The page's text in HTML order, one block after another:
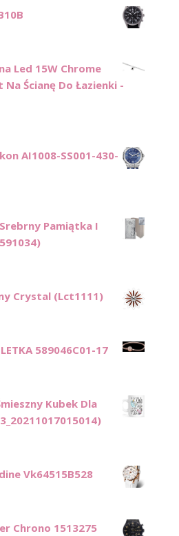
Led 15W Chrome
Na Ścianę Do Łazienki -
AI1008-SS001-430-
Pamiątka I
Crystal (Lct1111)
589046C01-17
Kubek Dla
Vk64515B528
Chrono 1513275